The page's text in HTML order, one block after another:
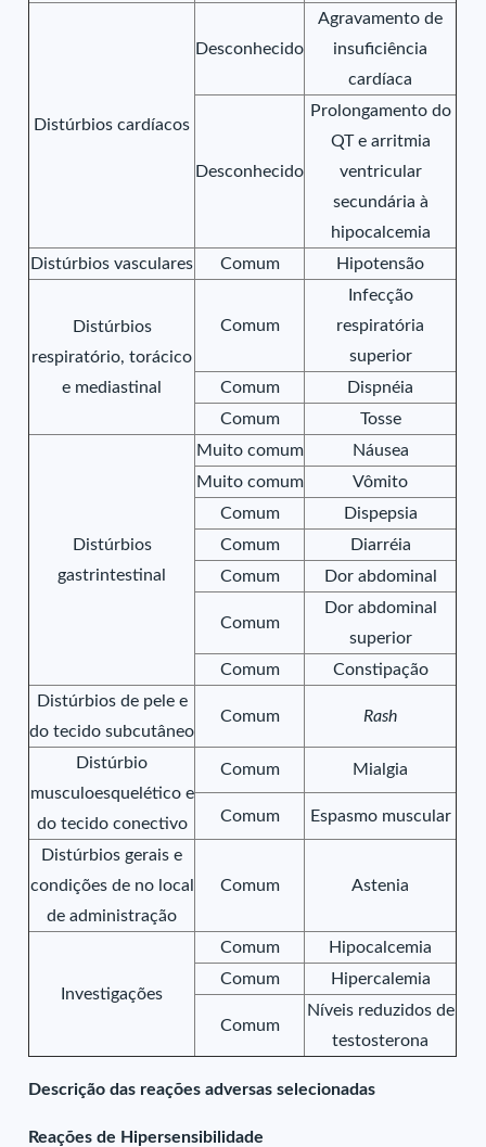
Distúrbios cardíacos
Desconhecido
Agravamento de
insuficiência
cardíaca
Desconhecido
Prolongamento do
QT e arritmia
ventricular
secundária à
hipocalcemia
Distúrbios vasculares
Comum Hipotensão
Distúrbios
respiratório, torácico
e mediastinal
Comum
Infecção
respiratória
superior
Comum
Dispnéia
Comum
Tosse
Distúrbios
gastrintestinal
Muito comum
Náusea
Muito comum
Vômito
Comum
Dispepsia
Comum
Diarréia
Comum
Dor abdominal
Comum
Dor abdominal
superior
Comum
Constipação
Distúrbios de pele e
do tecido subcutâneo
Comum Rash
Distúrbio
musculoesquelético e
do tecido conectivo
Comum Mialgia
Comum Espasmo muscular
Distúrbios gerais e
condições de no local
de administração
Comum Astenia
Investigações
Comum
Hipocalcemia
Comum
Hipercalemia
Comum
Níveis reduzidos de
testosterona
Descrição das reações adversas selecionadas
Reações de Hipersensibilidade